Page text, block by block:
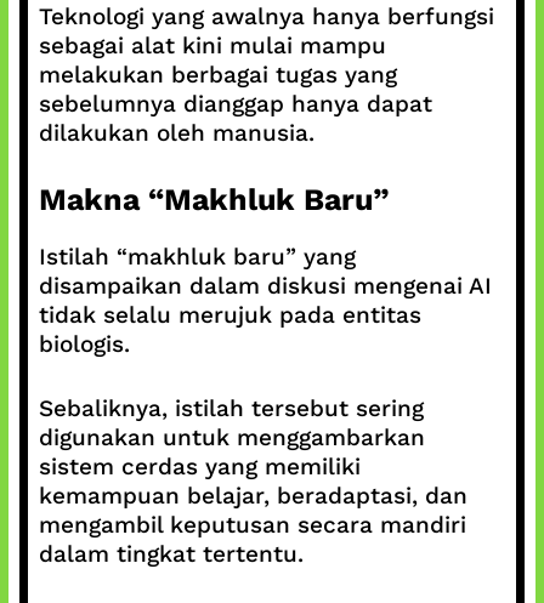
Teknologi yang awalnya hanya berfungsi
sebagai alat kini mulai mampu
melakukan berbagai tugas yang
sebelumnya dianggap hanya dapat
dilakukan oleh manusia.
Makna “Makhluk Baru”
Istilah “makhluk baru” yang
disampaikan dalam diskusi mengenai AI
tidak selalu merujuk pada entitas
biologis.
Sebaliknya, istilah tersebut sering
digunakan untuk menggambarkan
sistem cerdas yang memiliki
kemampuan belajar, beradaptasi, dan
mengambil keputusan secara mandiri
dalam tingkat tertentu.